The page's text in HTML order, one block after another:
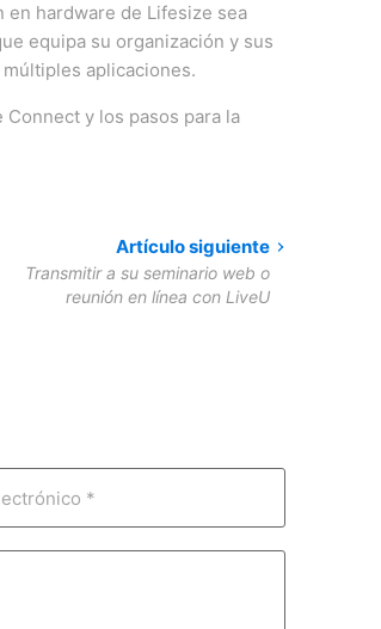
en hardware de Lifesize sea
equipa su organización y sus
aplicaciones.
y los pasos para la
Artículo siguiente
Transmitir a su seminario web o
reunión en línea con LiveU
*